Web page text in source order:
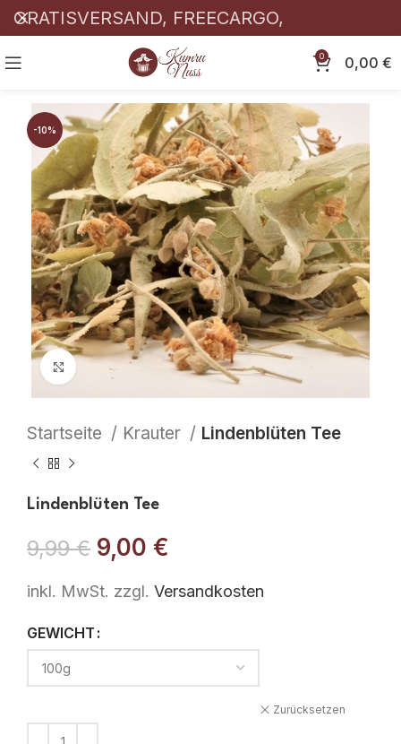
0 0,00 €
-10%
Click to enlarge
Startseite Krauter Lindenblüten Tee
Lindenblüten Tee
9,99€ 9,00 €
inkl. MwSt. zzgl. Versandkosten
GEWICHT
Zurücksetzen
GRATISVERSAND, FREECARGO,
KOSTENLOSER! 🎉